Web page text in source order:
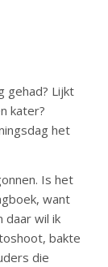
gehad? Lijkt
kater?
het
Is het
want
daar wil ik
bakte
die